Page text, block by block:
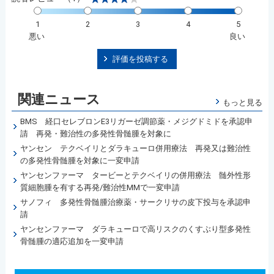
1 2 3 4
5
悪い
良い
評価を投稿する
関連ニュース もっと見る
BMS 経口セレブロンE3リガーゼ調節薬・メジグドミドを承認申
請 再発・難治性の多発性骨髄腫を対象に
ヤンセン テクベイリとダラキューロ併用療法 再発又は難治性
の多発性骨髄腫を対象に一変申請
ヤンセンファーマ タービーとテクベイリの併用療法 髄外性形
質細胞腫を有する再発/難治性MMで一変申請
サノフィ 多発性骨髄腫治療薬・サークリサの皮下投与を承認申
請
ヤンセンファーマ ダラキューロで高リスクのくすぶり型多発性
骨髄腫の適応追加を一変申請